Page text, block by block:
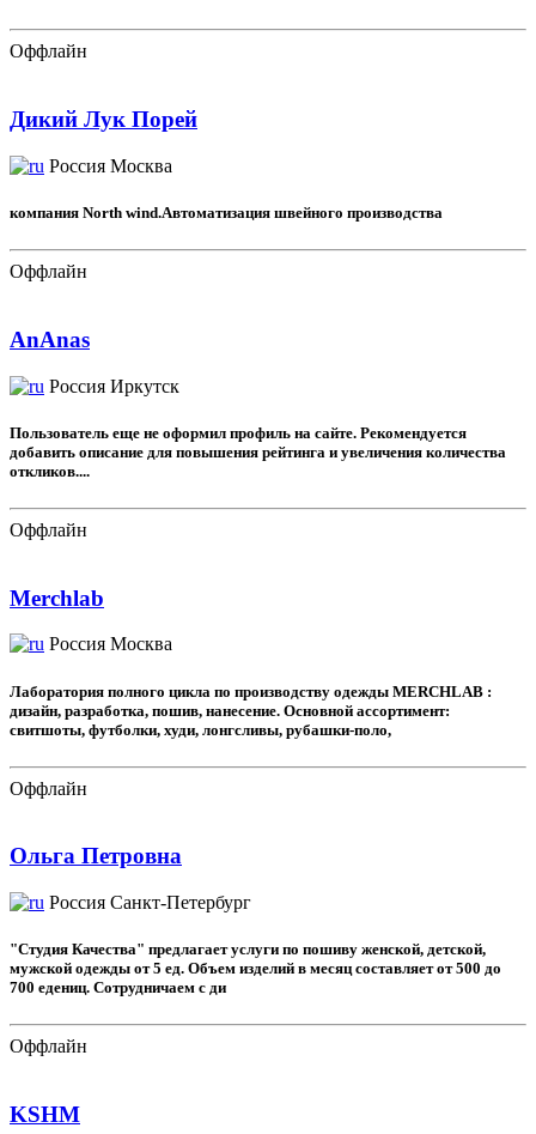
Оффлайн
Дикий Лук Порей
Россия Москва
компания North wind.Автоматизация швейного производства
Оффлайн
AnAnas
Россия Иркутск
Пользователь еще не оформил профиль на сайте. Рекомендуется
добавить описание для повышения рейтинга и увеличения количества
откликов....
Оффлайн
Merchlab
Россия Москва
Лаборатория полного цикла по производству одежды MERCHLAB :
дизайн, разработка, пошив, нанесение. Основной ассортимент:
свитшоты, футболки, худи, лонгсливы, рубашки-поло,
Оффлайн
Ольга Петровна
Россия Санкт-Петербург
"Студия Качества" предлагает услуги по пошиву женской, детской,
мужской одежды от 5 ед. Объем изделий в месяц составляет от 500 до
700 едениц. Сотрудничаем с ди
Оффлайн
KSHM